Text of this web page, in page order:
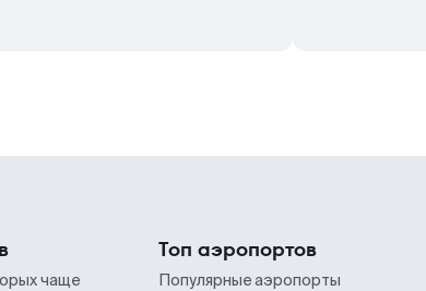
чаще
Топ аэропортов
Популярные аэропорты